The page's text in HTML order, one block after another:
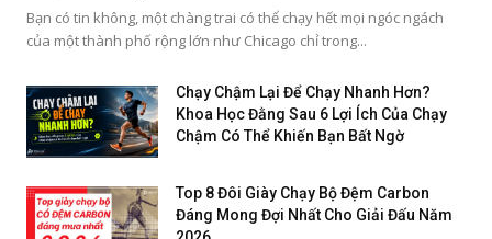
Bạn có tin không, một chàng trai có thể chạy hết mọi ngóc ngách
của một thành phố rộng lớn như Chicago chỉ trong...
Chạy Chậm Lại Để Chạy Nhanh Hơn?
Khoa Học Đằng Sau 6 Lợi Ích Của Chạy
Chậm Có Thể Khiến Bạn Bất Ngờ
Top 8 Đôi Giày Chạy Bộ Đệm Carbon
Đáng Mong Đợi Nhất Cho Giải Đấu Năm